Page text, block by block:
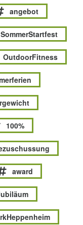
angebot
SommerStartfest
OutdoorFitness
100%
award